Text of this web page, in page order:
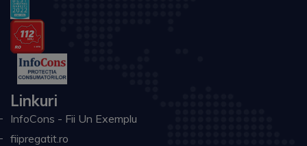
Linkuri
InfoCons - Fii Un Exemplu
fiipregatit.ro